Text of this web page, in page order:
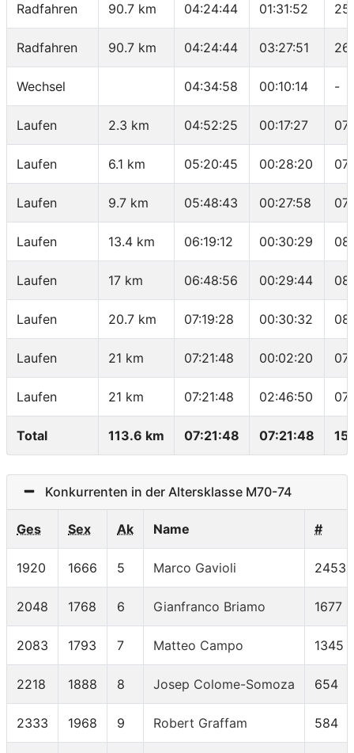
Radfahren 90.7 km 04:24:44 01:31:52
Radfahren 90.7 km 04:24:44 03:27:51
Wechsel 04:34:58 00:10:14 -
Laufen 2.3 km 04:52:25 00:17:27
Laufen 6.1 km 05:20:45 00:28:20
Laufen 9.7 km 05:48:43 00:27:58
Laufen 13.4 km 06:19:12 00:30:29
Laufen 17 km 06:48:56 00:29:44
Laufen 20.7 km 07:19:28 00:30:32
Laufen 21 km 07:21:48 00:02:20
Laufen 21 km 07:21:48 02:46:50
Total 113.6 km 07:21:48 07:21:48
Konkurrenten in der Altersklasse M70-74
Ges Sex Ak Name #
1920 1666 5 Marco Gavioli 2453
2048 1768 6 Gianfranco Briamo 1677
2083 1793 7 Matteo Campo 1345
2218 1888 8 Josep Colome-Somoza 654
2333 1968 9 Robert Graffam 584